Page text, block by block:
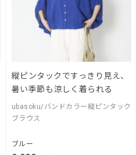
縦ピンタックですっきり見え、
暑い季節も涼しく着られる
ubasoku/バンドカラー縦ピンタック
ブラウス
ブルー